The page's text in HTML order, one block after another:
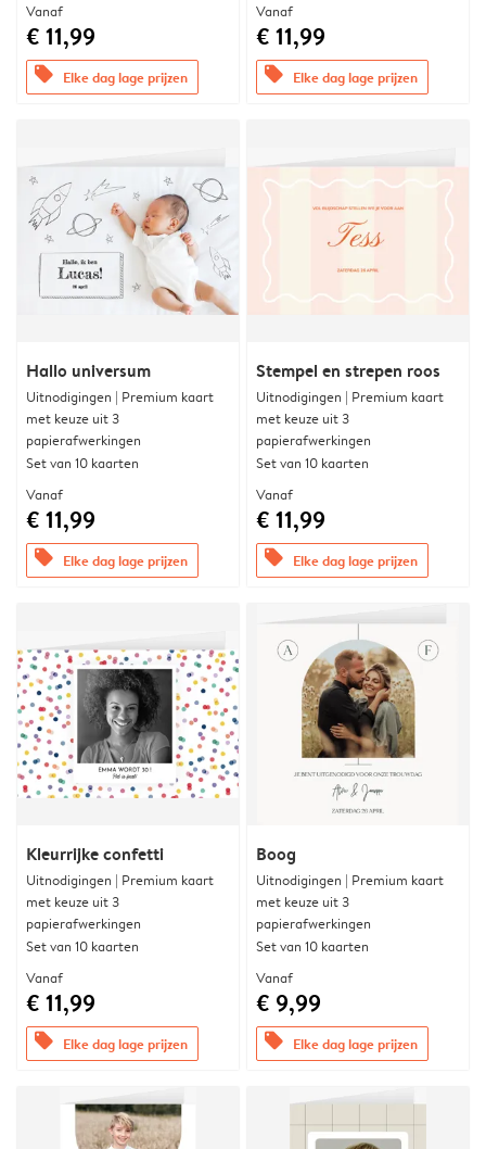
Vanaf
€ 11,99
offers Elke dag lage prijzen
Vanaf
€ 11,99
offers Elke dag lage prijzen
Hallo universum
Uitnodigingen | Premium kaart
met keuze uit 3
papierafwerkingen
Set van 10 kaarten
Vanaf
€ 11,99
offers Elke dag lage prijzen
Stempel en strepen roos
Uitnodigingen | Premium kaart
met keuze uit 3
papierafwerkingen
Set van 10 kaarten
Vanaf
€ 11,99
offers Elke dag lage prijzen
Kleurrijke confetti
Uitnodigingen | Premium kaart
met keuze uit 3
papierafwerkingen
Set van 10 kaarten
Vanaf
€ 11,99
offers Elke dag lage prijzen
Boog
Uitnodigingen | Premium kaart
met keuze uit 3
papierafwerkingen
Set van 10 kaarten
Vanaf
€ 9,99
offers Elke dag lage prijzen